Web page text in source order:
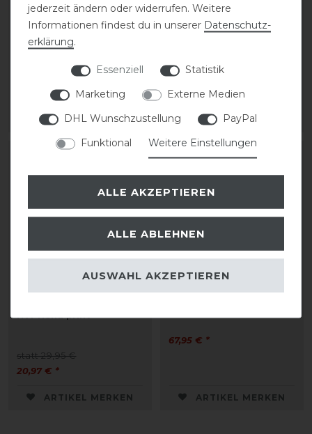
Kingsland KLLando
Fliegenmaske Tanatex
Insect Proof
statt 49,95 €
37,50 € *
ARTIKEL MERKEN
HKM Fliegendecke Light
ARTIKEL MERKEN
statt 29,95 €
20,97 € *
ARTIKEL MERKEN
67,95 € *
ARTIKEL MERKEN
jederzeit ändern oder widerrufen. Weitere
Informationen findest du in unserer Daten­schutz­
erklärung.
Essenziell
Statistik
Marketing
Externe Medien
DHL Wunschzustellung
PayPal
Funktional
Weitere Einstellungen
ALLE AKZEPTIEREN
ALLE ABLEHNEN
AUSWAHL AKZEPTIEREN